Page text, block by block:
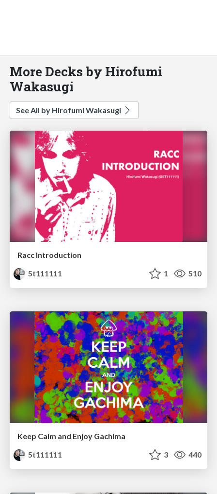
More Decks by Hirofumi
Wakasugi
See All by Hirofumi Wakasugi
Racc Introduction
5t111111
1 510
Keep Calm and Enjoy Gachima
5t111111
3 440